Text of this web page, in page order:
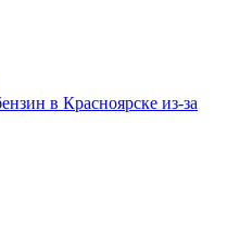
в Красноярске из-за